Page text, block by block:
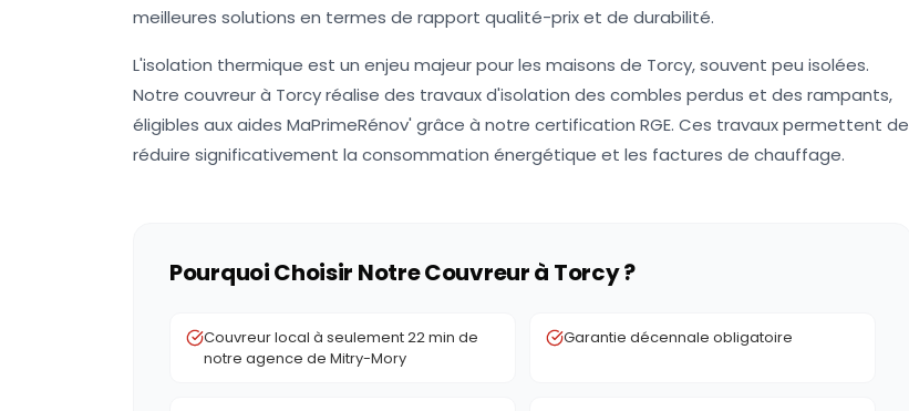
meilleures solutions en termes de rapport qualité-prix et de durabilité.
L'isolation thermique est un enjeu majeur pour les maisons de Torcy, souvent peu isolées.
Notre couvreur à Torcy réalise des travaux d'isolation des combles perdus et des rampants,
éligibles aux aides MaPrimeRénov' grâce à notre certification RGE. Ces travaux permettent de
réduire significativement la consommation énergétique et les factures de chauffage.
Pourquoi Choisir Notre Couvreur à Torcy?
Couvreur local à seulement 22 min de
notre agence de Mitry-Mory
Garantie décennale obligatoire